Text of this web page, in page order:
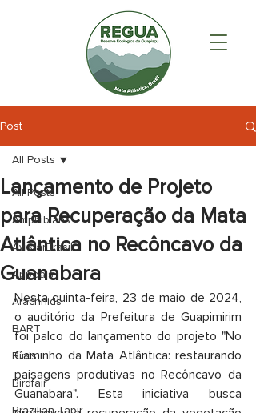
Post
All Posts
Amphibians
AvistarBrasil
Appeals
Arachnids
BART
Birds
Birdfair
Brazilian Tapir
All Posts
Lançamento de Projeto
para Recuperação da Mata
Atlântica no Recôncavo da
Guanabara
Nesta quinta-feira, 23 de maio de 2024,
o auditório da Prefeitura de Guapimirim
foi palco do lançamento do projeto "No
Caminho da Mata Atlântica: restaurando
paisagens produtivas no Recôncavo da
Guanabara". Esta iniciativa busca